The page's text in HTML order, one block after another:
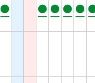
● ● ● ● ●